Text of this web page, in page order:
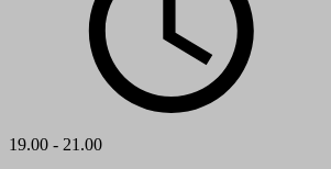
19.00 - 21.00